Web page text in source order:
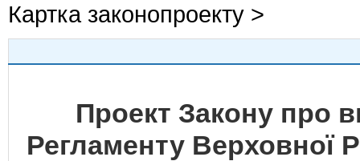
Картка законопроекту >
Проект Закону про
Регламенту Верховної